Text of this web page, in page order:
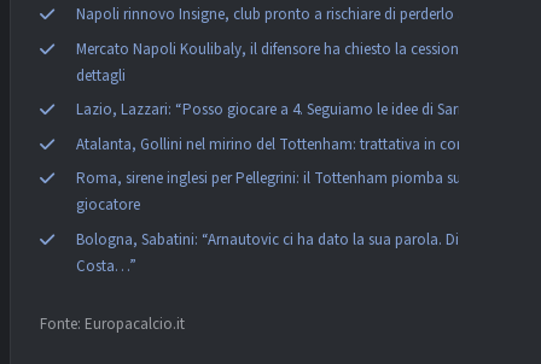
Napoli rinnovo Insigne, club pronto a rischiare di perderlo a zero
Mercato Napoli Koulibaly, il difensore ha chiesto la cessione: i
dettagli
Lazio, Lazzari: “Posso giocare a 4. Seguiamo le idee di Sarri”
Atalanta, Gollini nel mirino del Tottenham: trattativa in corso
Roma, sirene inglesi per Pellegrini: il Tottenham piomba sul
giocatore
Bologna, Sabatini: “Arnautovic ci ha dato la sua parola. Diego
Costa…”
Fonte: Europacalcio.it